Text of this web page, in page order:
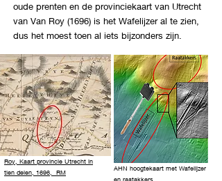
oude prenten en de provinciekaart van Utrecht
van Van Roy (1696) is het Wafelijzer al te zien,
dus het moest toen al iets bijzonders zijn.
Roy, Kaart provincie Utrecht in
tien delen, 1696, RM
AHN hoogtekaart met Wafelijzer
en raatakkers